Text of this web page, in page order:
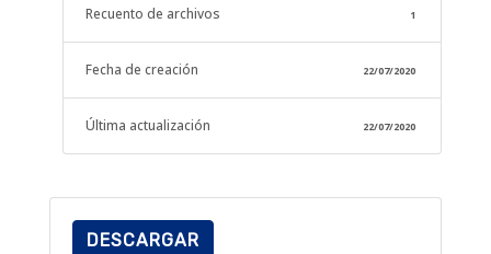
Recuento de archivos 1
Fecha de creación 22/07/2020
Última actualización 22/07/2020
DESCARGAR